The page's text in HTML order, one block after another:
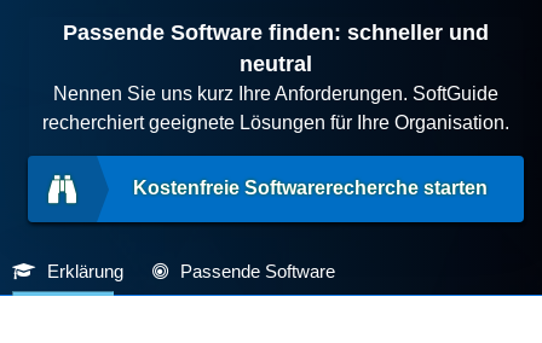
Passende Software finden: schneller und
neutral
Nennen Sie uns kurz Ihre Anforderungen. SoftGuide
recherchiert geeignete Lösungen für Ihre Organisation.
Kostenfreie Softwarerecherche starten
Erklärung Passende Software